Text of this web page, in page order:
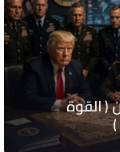
( القوة
)